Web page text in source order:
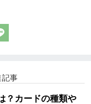
記事
？カードの種類や